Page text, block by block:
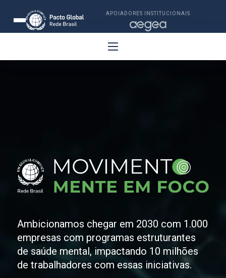
APOIADORES INSTITUCIONAIS
Ambicionamos chegar em 2030 com 1.000
empresas com programas estruturantes
de saúde mental, impactando 10 milhões
de trabalhadores com essas iniciativas.